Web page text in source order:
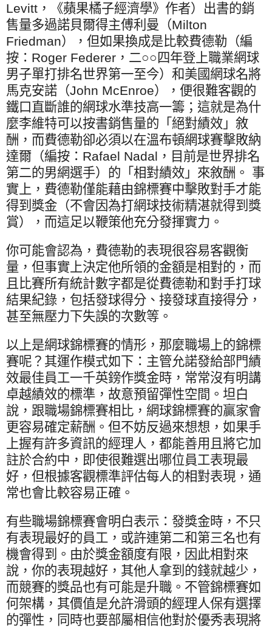
Levitt ，《蘋果橘子經濟學》作者）出書的銷
售量多過諾貝爾得主傅利曼（Milton
Friedman），但如果換成是比較費德勒（編
按： Roger Federer ，二○○四年登上職業網球
男子單打排名世界第一至今）和美國網球名將
馬克安諾（John McEnroe），便很難客觀的
鐵口直斷誰的網球水準技高一籌；這就是為什
麼李維特可以按書銷售量的「絕對績效」敘
酬，而費德勒卻必須以在溫布頓網球賽擊敗納
達爾（編按： Rafael Nadal ，目前是世界排名
第二的男網選手）的「相對績效」來敘酬。 事
實上，費德勒僅能藉由錦標賽中擊敗對手才能
得到獎金（不會因為打網球技術精湛就得到獎
賞），而這足以鞭策他充分發揮實力。
你可能會認為，費德勒的表現很容易客觀衡
量，但事實上決定他所領的金額是相對的，而
且比賽所有統計數字都是從費德勒和對手打球
結果紀錄，包括發球得分、接發球直接得分，
甚至無壓力下失誤的次數等。
以上是網球錦標賽的情形，那麼職場上的錦標
賽呢？其運作模式如下：主管允諾發給部門績
效最佳員工一千英鎊作獎金時，常常沒有明講
卓越績效的標準，故意預留彈性空間。坦白
說，跟職場錦標賽相比，網球錦標賽的贏家會
更容易確定薪酬。但不妨反過來想想，如果手
上握有許多資訊的經理人，都能善用且將它加
註於合約中，即使很難選出哪位員工表現最
好，但根據客觀標準評估每人的相對表現，通
常也會比較容易正確。
有些職場錦標賽會明白表示：發獎金時，不只
有表現最好的員工，或許連第二和第三名也有
機會得到。由於獎金額度有限，因此相對來
說，你的表現越好，其他人拿到的錢就越少，
而競賽的獎品也有可能是升職。不管錦標賽如
何架構，其價值是允許滑頭的經理人保有選擇
的彈性，同時也要部屬相信他對於優秀表現將